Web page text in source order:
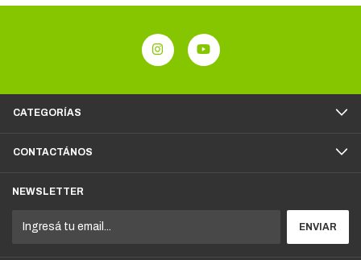
CATEGORÍAS
CONTACTÁNOS
NEWSLETTER